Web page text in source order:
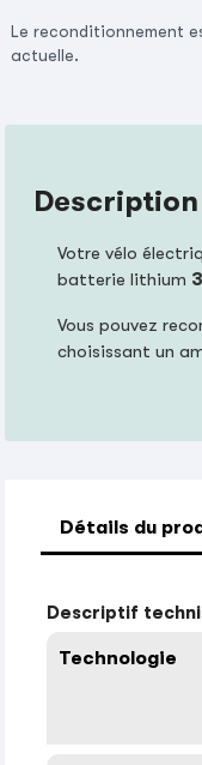
Le reconditionnement
actuelle.
Description
Votre vélo
batterie lithium
Vous pouvez
choisissant un
Détails du
Descriptif
Technologie